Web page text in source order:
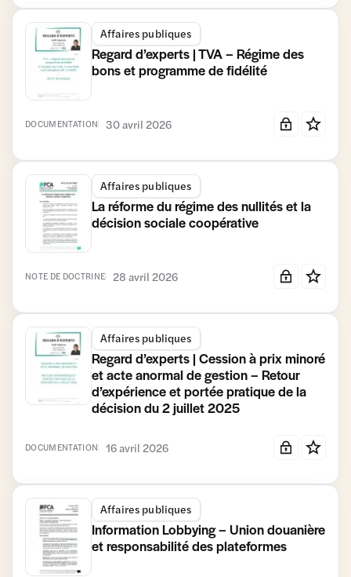
Affaires publiques
Regard d’experts | TVA – Régime des
bons et programme de fidélité
DOCUMENTATION 30 avril 2026
Affaires publiques
La réforme du régime des nullités et la
décision sociale coopérative
NOTE DE DOCTRINE 28 avril 2026
Affaires publiques
Regard d’experts | Cession à prix minoré
et acte anormal de gestion – Retour
d’expérience et portée pratique de la
décision du 2 juillet 2025
DOCUMENTATION 16 avril 2026
Affaires publiques
Information Lobbying – Union douanière
et responsabilité des plateformes